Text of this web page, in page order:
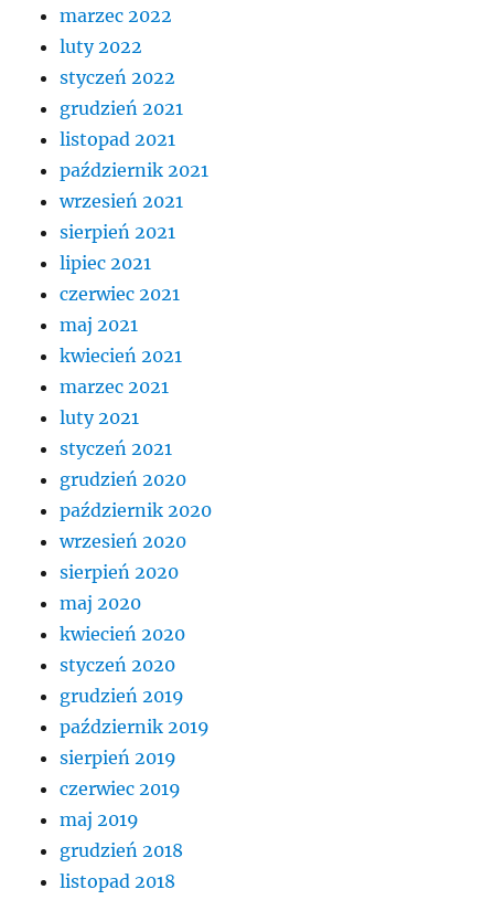
marzec 2022
luty 2022
styczeń 2022
grudzień 2021
listopad 2021
październik 2021
wrzesień 2021
sierpień 2021
lipiec 2021
czerwiec 2021
maj 2021
kwiecień 2021
marzec 2021
luty 2021
styczeń 2021
grudzień 2020
październik 2020
wrzesień 2020
sierpień 2020
maj 2020
kwiecień 2020
styczeń 2020
grudzień 2019
październik 2019
sierpień 2019
czerwiec 2019
maj 2019
grudzień 2018
listopad 2018